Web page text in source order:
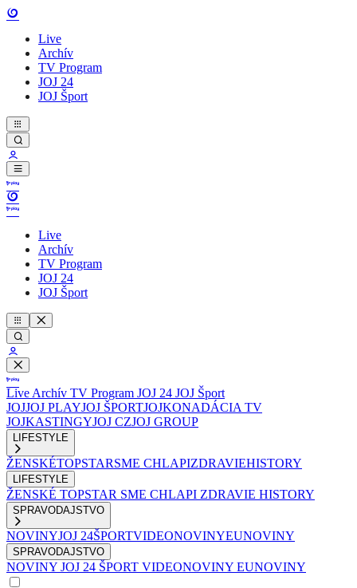
Live
Archív
TV Program
JOJ 24
JOJ Šport
Live
Archív
TV Program
JOJ 24
JOJ Šport
Live Archív TV Program JOJ 24 JOJ Šport
JOJJOJ PLAYJOJ ŠPORTJOJKONADÁCIA TV
JOJKASTINGYJOJ CZJOJ GROUP
LIFESTYLE
ŽENSKÉTOPSTARSME CHLAPIZDRAVIEHISTORY
LIFESTYLE
ŽENSKÉ TOPSTAR SME CHLAPI ZDRAVIE HISTORY
SPRAVODAJSTVO
NOVINYJOJ 24ŠPORTVIDEONOVINYEUNOVINY
SPRAVODAJSTVO
NOVINY JOJ 24 ŠPORT VIDEONOVINY EUNOVINY